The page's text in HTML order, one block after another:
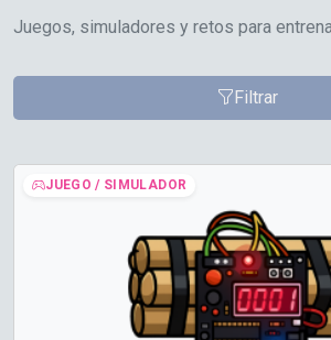
Juegos, simuladores y retos para
Filtrar
JUEGO / SIMULADOR